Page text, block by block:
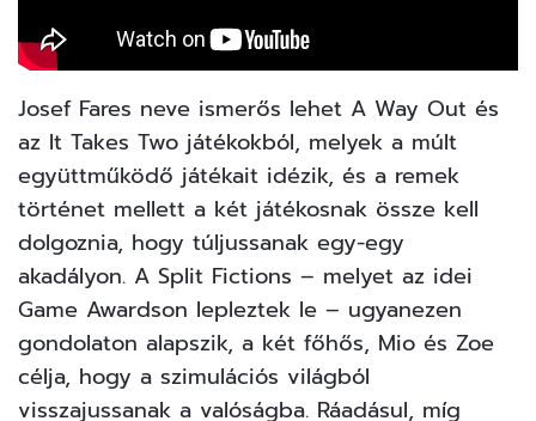
Josef Fares neve ismerős lehet A Way Out és
az It Takes Two játékokból, melyek a múlt
együttműködő játékait idézik, és a remek
történet mellett a két játékosnak össze kell
dolgoznia, hogy túljussanak egy-egy
akadályon. A Split Fictions – melyet az idei
Game Awardson lepleztek le – ugyanezen
gondolaton alapszik, a két főhős, Mio és Zoe
célja, hogy a szimulációs világból
visszajussanak a valóságba. Ráadásul, míg